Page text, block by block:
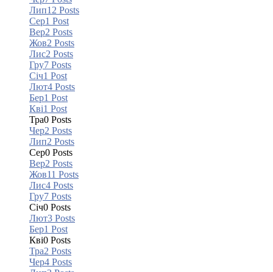
Лип12 Posts
Сер1 Post
Вер2 Posts
Жов2 Posts
Лис2 Posts
Гру7 Posts
Січ1 Post
Лют4 Posts
Бер1 Post
Кві1 Post
Тра0 Posts
Чер2 Posts
Лип2 Posts
Сер0 Posts
Вер2 Posts
Жов11 Posts
Лис4 Posts
Гру7 Posts
Січ0 Posts
Лют3 Posts
Бер1 Post
Кві0 Posts
Тра2 Posts
Чер4 Posts